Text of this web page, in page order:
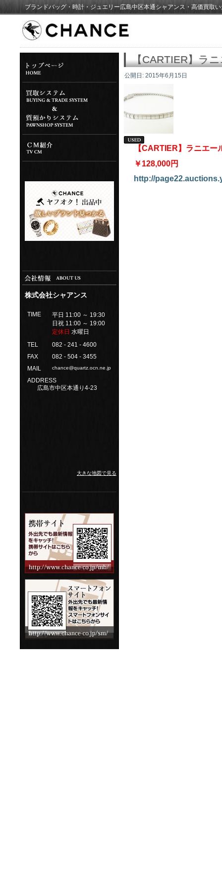
ブランドバッグ・時計・ジュエリー広島中区本通シャアンス・高価買取
株式会社シャアンス
TIME
平日 11:00 ～ 19:30
日祝 11:00 ～ 19:00
定休日 水曜日
TEL
082 - 241 - 4600
FAX
082 - 504 - 3455
MAIL
chance@quartz.ocn.ne.jp
ADDRESS
広島市中区本通り4-23
大きな地図で見る
【CARTIER】ラ
公開日: 2015年6月15日
【CARTIER】ラニエ
￥128,000円
http://